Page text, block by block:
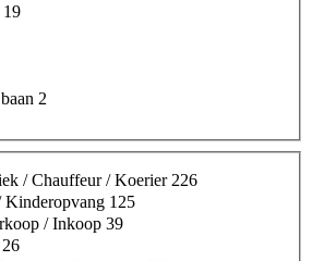
19
2
/ Chauffeur / Koerier226
Kinderopvang 125
/ Inkoop 39
26